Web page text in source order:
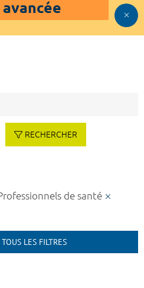
RECHERCHER
de santé
LES FILTRES